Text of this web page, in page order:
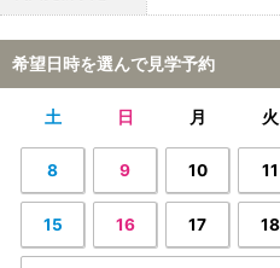
希望日時を選んで見学予約
土 日 月 火
8 9 10 11
15 16 17 18